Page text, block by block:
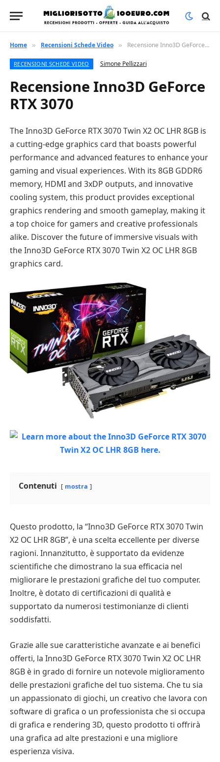
Home » Recensioni Schede Video » Recensione Inno3D GeForce RTX 3070
RECENSIONI SCHEDE VIDEO Simone Pellizzari
Recensione Inno3D GeForce
RTX 3070
The Inno3D GeForce RTX 3070 Twin X2 OC LHR 8GB is
a cutting-edge graphics card that boasts powerful
performance and advanced features to enhance your
gaming and visual experiences. With its 8GB GDDR6
memory, HDMI and 3xDP outputs, and innovative
cooling system, this product provides exceptional
graphics rendering and smooth gameplay, making it
a top choice for gamers and creative professionals
alike. Discover the future of immersive visuals with
the Inno3D GeForce RTX 3070 Twin X2 OC LHR 8GB
graphics card.
Contenuti mostra
Questo prodotto, la “Inno3D GeForce RTX 3070 Twin
X2 OC LHR 8GB”, è una scelta eccellente per diverse
ragioni. Innanzitutto, è supportato da evidenze
scientifiche che dimostrano la sua efficacia nel
migliorare le prestazioni grafiche del tuo computer.
Inoltre, è dotato di certificazioni di qualità e
supportato da numerosi testimonianze di clienti
soddisfatti.
Grazie alle sue caratteristiche avanzate e ai benefici
offerti, la Inno3D GeForce RTX 3070 Twin X2 OC LHR
8GB è in grado di fornire un notevole miglioramento
delle prestazioni grafiche del tuo sistema. Che tu sia
un appassionato di giochi, un creativo che lavora con
software di grafica o un professionista che si occupa
di grafica e rendering 3D, questo prodotto ti offrirà
una grafica ad alte prestazioni e una migliore
esperienza visiva.